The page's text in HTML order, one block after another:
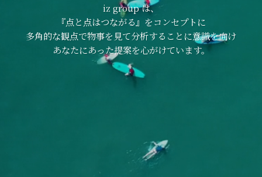
iz group は、
『点と点はつながる』をコンセプトに
多角的な観点で物事を見て分析することに意識を向け
あなたにあった提案を心がけています。